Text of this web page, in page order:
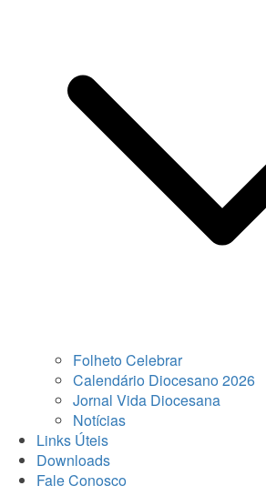
Folheto Celebrar
Calendário Diocesano 2026
Jornal Vida Diocesana
Notícias
Links Úteis
Downloads
Fale Conosco